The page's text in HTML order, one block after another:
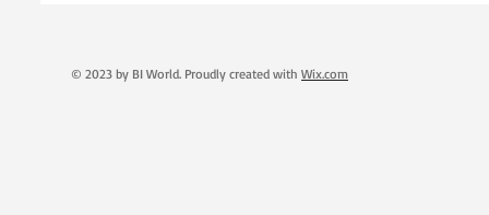
© 2023 by BI World. Proudly created with Wix.com